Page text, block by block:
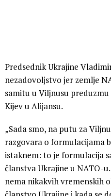
Predsednik Ukrajine
nezadovoljstvo jer zemlje
samitu u Viljnusu
Kijev u Alijansu.
„Sada smo, na putu za
razgovara o formulacijama
istaknem: to je formulacija
članstva Ukrajine u NATO-
nema nikakvih vremenskih